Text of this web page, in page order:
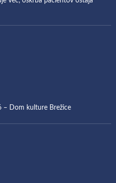
– Dom kulture Brežice